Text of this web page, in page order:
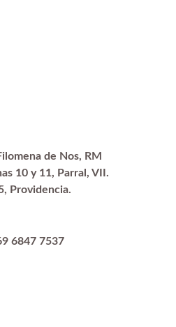
de Nos, RM
10 y 11, Parral, VII.
Providencia.
6847 7537